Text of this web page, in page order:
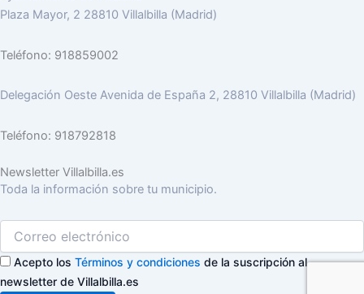
Plaza Mayor, 2 28810 Villalbilla (Madrid)
Teléfono: 918859002
Delegación Oeste Avenida de España 2, 28810 Villalbilla (Madrid)
Teléfono: 918792818
Newsletter Villalbilla.es
Toda la información sobre tu municipio.
Acepto los Términos y condiciones de la suscripción al
newsletter de Villalbilla.es